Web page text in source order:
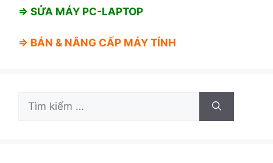
⇒ SỬA MÁY PC-LAPTOP
⇒ BÁN & NÂNG CẤP MÁY TÍNH
Tìm
kiếm